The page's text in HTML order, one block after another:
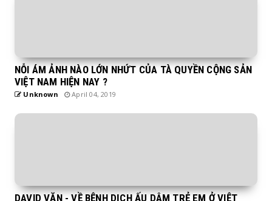
NỖI ÁM ẢNH NÀO LỚN NHỨT CỦA TÀ QUYỀN CỘNG SẢN
VIỆT NAM HIỆN NAY ?
Unknown April 04, 2019
DAVID VĂN - VỀ BỆNH DỊCH ẤU DÂM TRẺ EM Ở VIỆT